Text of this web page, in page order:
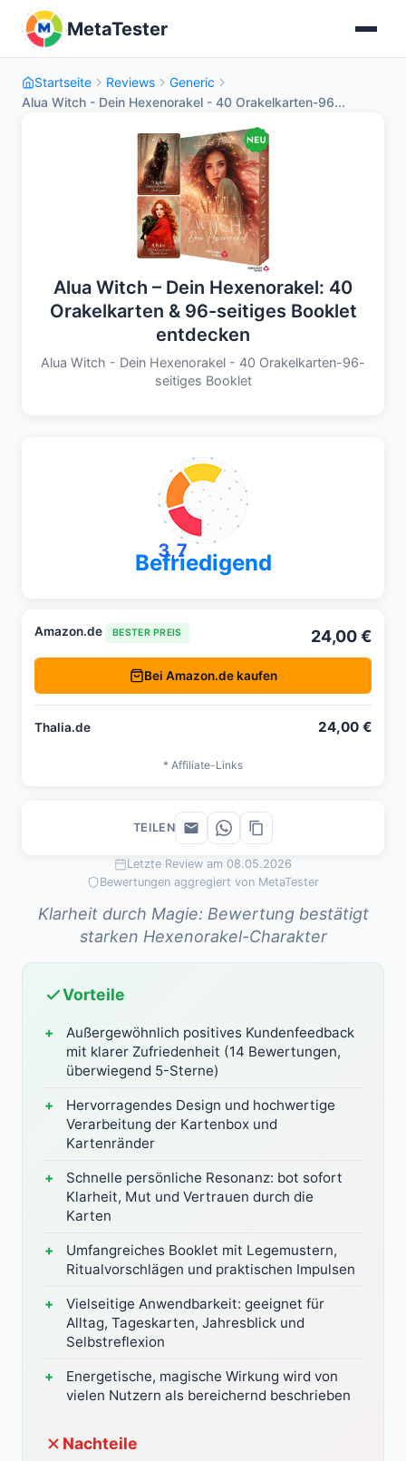
MetaTester
Startseite Reviews
Generic
Alua Witch - Dein Hexenorakel - 40 Orakelkarten-96...
Alua Witch – Dein Hexenorakel: 40
Orakelkarten & 96-seitiges Booklet
entdecken
Alua Witch - Dein Hexenorakel - 40 Orakelkarten-96-
seitiges Booklet
Letzte Review am 08.05.2026
Bewertungen aggregiert von MetaTester
Klarheit durch Magie: Bewertung bestätigt
starken Hexenorakel-Charakter
Vorteile
Außergewöhnlich positives Kundenfeedback
mit klarer Zufriedenheit (14 Bewertungen,
überwiegend 5-Sterne)
Hervorragendes Design und hochwertige
Verarbeitung der Kartenbox und
Kartenränder
Schnelle persönliche Resonanz: bot sofort
Klarheit, Mut und Vertrauen durch die
Karten
Umfangreiches Booklet mit Legemustern,
Ritualvorschlägen und praktischen Impulsen
Vielseitige Anwendbarkeit: geeignet für
Alltag, Tageskarten, Jahresblick und
Selbstreflexion
Energetische, magische Wirkung wird von
vielen Nutzern als bereichernd beschrieben
Nachteile
3,7
Befriedigend
Amazon.de BESTER PREIS 24,00 €
Bei Amazon.de kaufen
Thalia.de 24,00 €
* Affiliate-Links
TEILEN